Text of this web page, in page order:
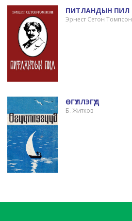
ПИТЛАНДЫН ПИЛ
Эрнест Сетон Томпсон
ӨГҮҮЛЛЭГҮҮД
Б. Житков